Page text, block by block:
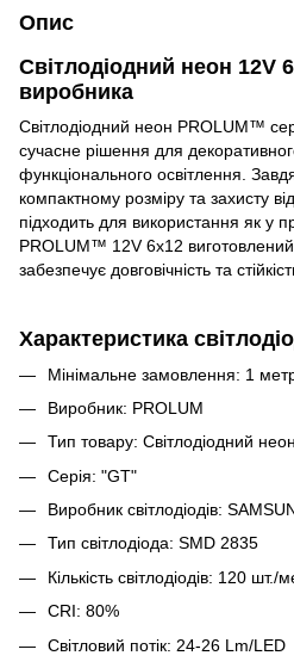
Опис
Світлодіодний неон 12V
виробника
Світлодіодний неон PROLUM™
сучасне рішення для
функціонального освітлення.
компактному розміру та захисту
підходить для використання як у
PROLUM™ 12V 6x12 виготовлений
забезпечує довговічність та
Характеристика
Мінімальне замовлення: 1
Виробник: PROLUM
Тип товару: Світлодіодний неон
Серія: "GT"
Виробник світлодіодів:
Тип світлодіода: SMD 2835
Кількість світлодіодів: 120 шт./
CRI: 80%
Світловий потік: 24-26 Lm/LED